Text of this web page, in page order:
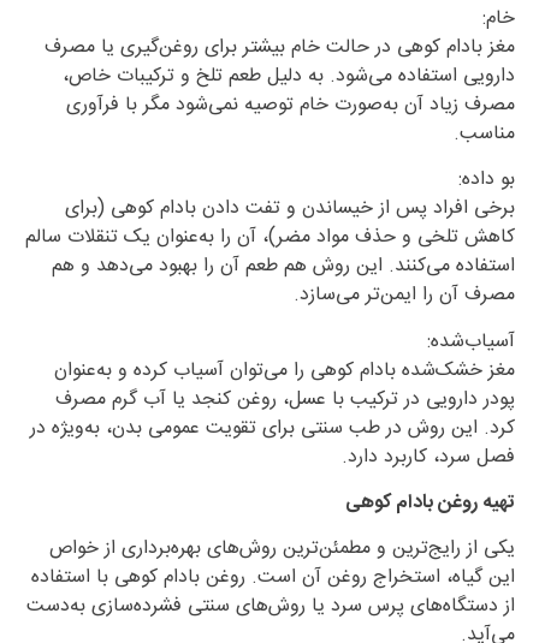
خام:
مغز بادام کوهی در حالت خام بیشتر برای روغن‌گیری یا مصرف
دارویی استفاده می‌شود. به دلیل طعم تلخ و ترکیبات خاص،
مصرف زیاد آن به‌صورت خام توصیه نمی‌شود مگر با فرآوری
مناسب.
بو داده:
برخی افراد پس از خیساندن و تفت دادن بادام کوهی (برای
کاهش تلخی و حذف مواد مضر)، آن را به‌عنوان یک تنقلات سالم
استفاده می‌کنند. این روش هم طعم آن را بهبود می‌دهد و هم
مصرف آن را ایمن‌تر می‌سازد.
آسیاب‌شده:
مغز خشک‌شده بادام کوهی را می‌توان آسیاب کرده و به‌عنوان
پودر دارویی در ترکیب با عسل، روغن کنجد یا آب گرم مصرف
کرد. این روش در طب سنتی برای تقویت عمومی بدن، به‌ویژه در
فصل سرد، کاربرد دارد.
تهیه روغن بادام کوهی
یکی از رایج‌ترین و مطمئن‌ترین روش‌های بهره‌برداری از خواص
این گیاه، استخراج روغن آن است. روغن بادام کوهی با استفاده
از دستگاه‌های پرس سرد یا روش‌های سنتی فشرده‌سازی به‌دست
می‌آید.